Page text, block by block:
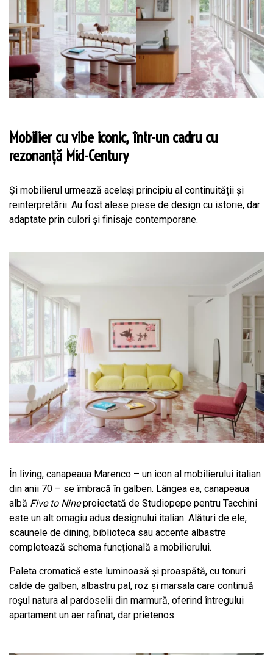
Mobilier cu vibe iconic, într-un cadru cu
rezonanță Mid-Century
Și mobilierul urmează același principiu al continuității și
reinterpretării. Au fost alese piese de design cu istorie, dar
adaptate prin culori și finisaje contemporane.
În living, canapeaua Marenco – un icon al mobilierului italian
din anii 70 – se îmbracă în galben. Lângea ea, canapeaua
albă Five to Nineproiectată de Studiopepe pentru Tacchini
este un alt omagiu adus designului italian. Alături de ele,
scaunele de dining, biblioteca sau accente albastre
completează schema funcțională a mobilierului.
Paleta cromatică este luminoasă și proaspătă, cu tonuri
calde de galben, albastru pal, roz și marsala care continuă
roșul natura al pardoselii din marmură, oferind întregului
apartament un aer rafinat, dar prietenos.